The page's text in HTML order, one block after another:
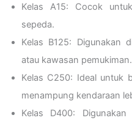
Kelas A15: Cocok
sepeda.
Kelas B125: Digunakan
atau kawasan pemukiman.
Kelas C250: Ideal untuk
menampung kendaraan
Kelas D400: